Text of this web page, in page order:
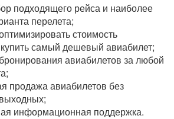
подходящего рейса и наиболее
перелета;
стоимость
самый дешевый авиабилет;
авиабилетов за любой
продажа авиабилетов без
информационная поддержка.